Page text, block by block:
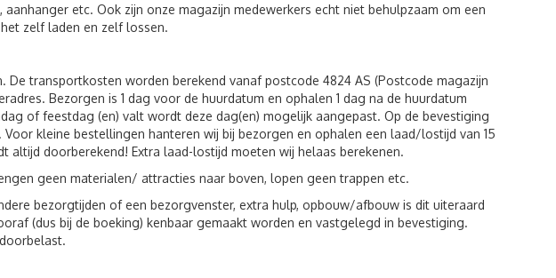
etc. Ook zijn onze magazijn medewerkers echt niet behulpzaam om een
zelf laden en zelf lossen.
De transportkosten worden berekend vanaf postcode 4824 AS (Postcode magazijn
Bezorgen is 1 dag voor de huurdatum en ophalen 1 dag na de huurdatum
of feestdag (en) valt wordt deze dag(en) mogelijk aangepast. Op de bevestiging
kleine bestellingen hanteren wij bij bezorgen en ophalen een laad/lostijd van 15
doorberekend! Extra laad-lostijd moeten wij helaas berekenen.
geen materialen/ attracties naar boven, lopen geen trappen etc.
bezorgtijden of een bezorgvenster, extra hulp, opbouw/afbouw is dit uiteraard
(dus bij de boeking) kenbaar gemaakt worden en vastgelegd in bevestiging.